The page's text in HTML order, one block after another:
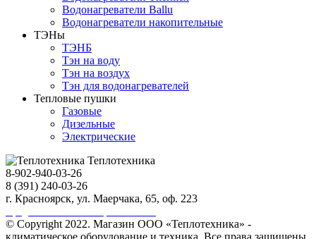
Водонагреватели Ballu
Водонагреватели накопительные
ТЭНы
ТЭНБ
Тэн на воду
Тэн на воздух
Тэн для водонагревателей
Тепловые пушки
Газовые
Дизельные
Электрические
Теплотехника
8-902-940-03-26
8 (391) 240-03-26
г. Красноярск, ул. Маерчака, 65, оф. 223
© Copyright 2022. Магазин ООО «Теплотехника» -